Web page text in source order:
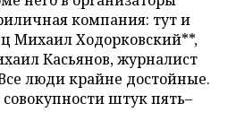
компания: тут и
Михаил Ходорковский**,
Касьянов, журналист
люди крайне достойные.
штук пять–